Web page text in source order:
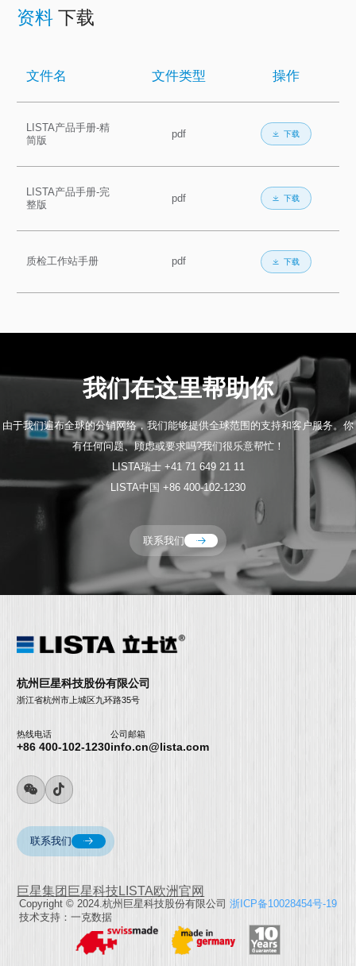
资料下载
文件名 文件类型 操作
LISTA产品手册-精
简版
pdf 下载
LISTA产品手册-完
整版
pdf 下载
质检工作站手册 pdf 下载
我们在这里帮助你
由于我们遍布全球的分销网络，我们能够提供全球范围的支持和客户服务。你
有任何问题、顾虑或要求吗?我们很乐意帮忙！
LISTA瑞士 +41 71 649 21 11
LISTA中国 +86 400-102-1230
联系我们
杭州巨星科技股份有限公司
浙江省杭州市上城区九环路35号
热线电话
+86 400-102-1230
公司邮箱
info.cn@lista.com
联系我们
巨星集团 巨星科技LISTA欧洲官网
Copyright © 2024.杭州巨星科技股份有限公司 浙ICP备10028454号-19
技术支持：一克数据